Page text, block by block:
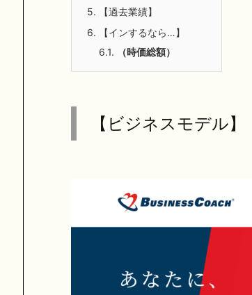
5. 【過去業績】
6. 【インするなら…】
6.1.
（時価総額）
【ビジネスモデル】